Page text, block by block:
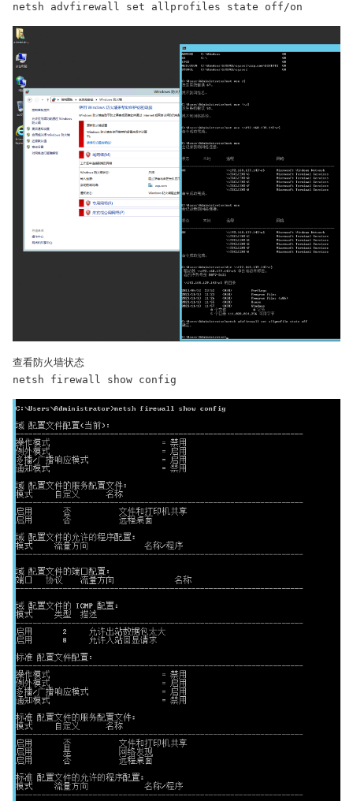
netsh advfirewall set allprofiles state off/on
查看防火墙状态
netsh firewall show config